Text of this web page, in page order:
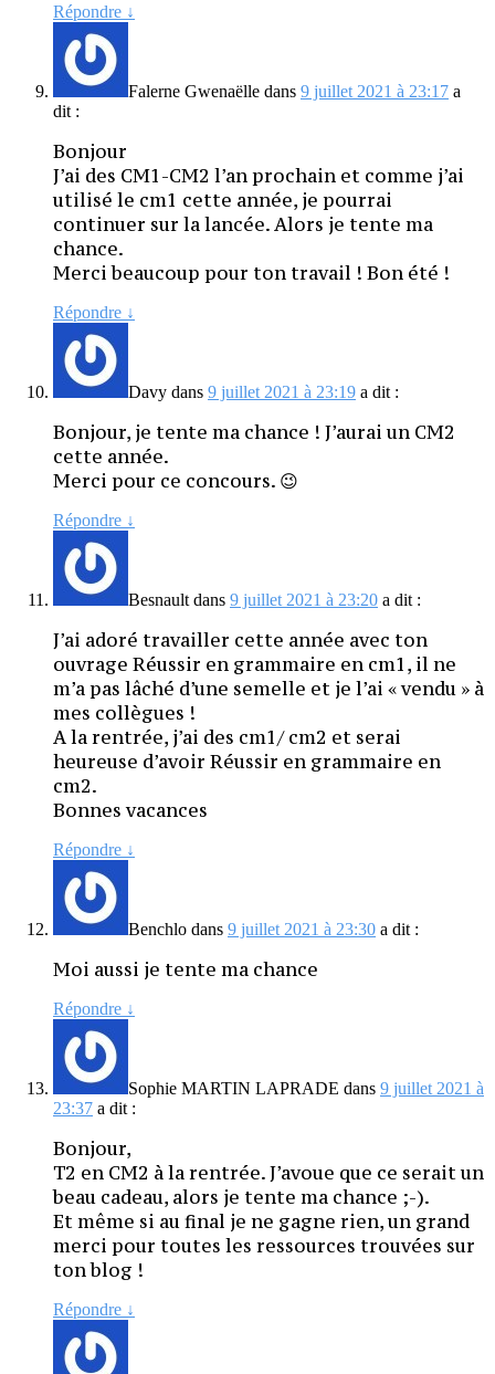
Répondre ↓
Falerne Gwenaëlle dans 9 juillet 2021 à 23:17 a
dit :
Bonjour
J’ai des CM1-CM2 l’an prochain et comme j’ai
utilisé le cm1 cette année, je pourrai
continuer sur la lancée. Alors je tente ma
chance.
Merci beaucoup pour ton travail ! Bon été !
Répondre ↓
Davy dans 9 juillet 2021 à 23:19 a dit :
Bonjour, je tente ma chance ! J’aurai un CM2
cette année.
Merci pour ce concours. 😉
Répondre ↓
Besnault dans 9 juillet 2021 à 23:20 a dit :
J’ai adoré travailler cette année avec ton
ouvrage Réussir en grammaire en cm1, il ne
m’a pas lâché d’une semelle et je l’ai « vendu » à
mes collègues !
A la rentrée, j’ai des cm1/ cm2 et serai
heureuse d’avoir Réussir en grammaire en
cm2.
Bonnes vacances
Répondre ↓
Benchlo dans 9 juillet 2021 à 23:30 a dit :
Moi aussi je tente ma chance
Répondre ↓
Sophie MARTIN LAPRADE dans 9 juillet 2021 à
23:37 a dit :
Bonjour,
T2 en CM2 à la rentrée. J’avoue que ce serait un
beau cadeau, alors je tente ma chance ;-).
Et même si au final je ne gagne rien, un grand
merci pour toutes les ressources trouvées sur
ton blog !
Répondre ↓